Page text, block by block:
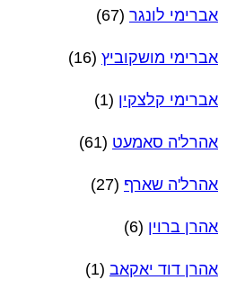
אברימי לונגר (67)
אברימי מושקוביץ (16)
אברימי קלצקין (1)
אהרל'ה סאמעט (61)
אהרל'ה שארף (27)
אהרן ברוין (6)
אהרן דוד יאקאב (1)